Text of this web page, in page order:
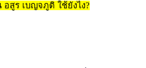
สูร เบญจภูติ ใช้ยังไง?